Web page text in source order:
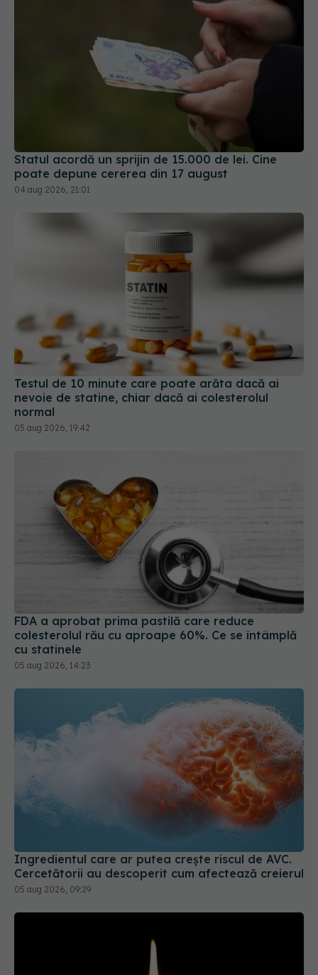
Statul acordă un sprijin de 15.000 de lei. Cine
poate depune cererea din 17 august
04 aug 2026, 21:01
Testul de 10 minute care poate arăta dacă ai
nevoie de statine, chiar dacă ai colesterolul
normal
05 aug 2026, 19:42
FDA a aprobat prima pastilă care reduce
colesterolul rău cu aproape 60%. Ce se întâmplă
cu statinele
05 aug 2026, 14:23
Ingredientul care ar putea crește riscul de AVC.
05 aug 2026, 09:29